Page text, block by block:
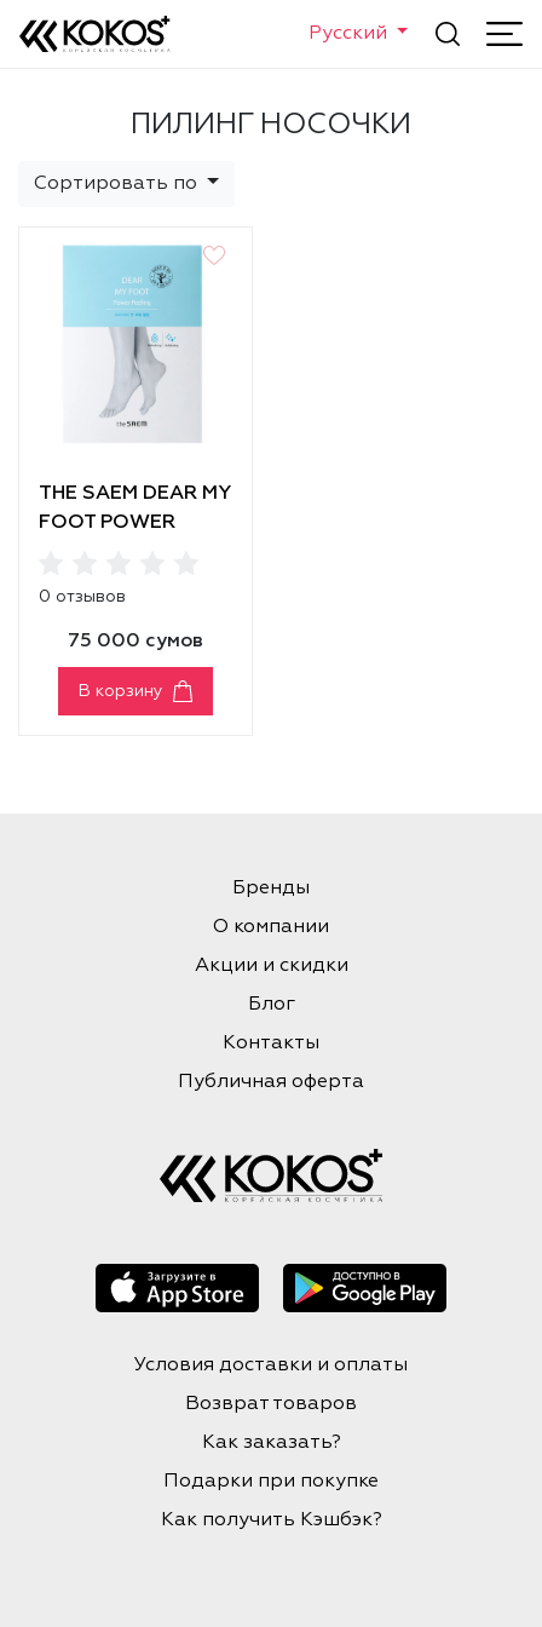
Русский
ПИЛИНГ НОСОЧКИ
Сортировать по
THE SAEM DEAR MY
FOOT POWER
0 отзывов
75 000 сумов
В корзину
Бренды
О компании
Акции и скидки
Блог
Контакты
Публичная оферта
Условия доставки и оплаты
Возврат товаров
Как заказать?
Подарки при покупке
Как получить Кэшбэк?